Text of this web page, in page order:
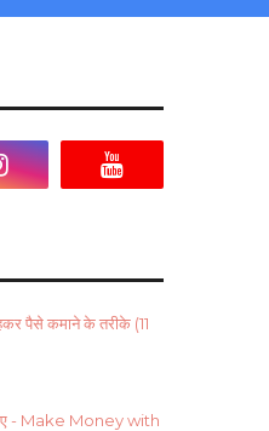
पैसे कमाने के तरीके (11
- Make Money with